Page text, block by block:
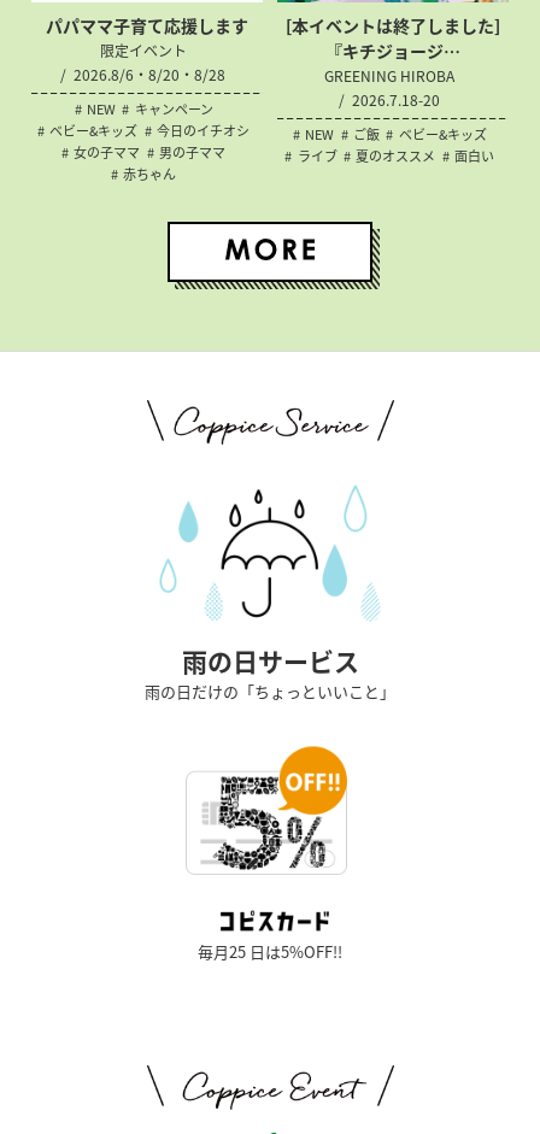
パパママ子育て応援します
限定イベント
2026.8/6・8/20・8/28
NEW
キャンペーン
ベビー&キッズ
今日のイチオシ
女の子ママ
男の子ママ
赤ちゃん
[本イベントは終了しました]
『キチジョージ…
GREENING HIROBA
2026.7.18-20
NEW ご飯
ベビー&キッズ
ライブ
夏のオススメ 面白い
雨の日サービス
雨の日だけの「ちょっといいこと」
毎月25 日は5%OFF!!